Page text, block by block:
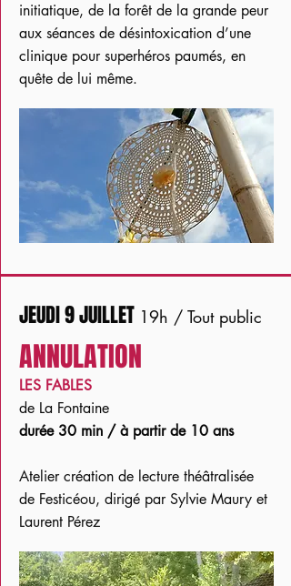
initiatique, de la forêt de la grande peur
aux séances de désintoxication d’une
clinique pour superhéros paumés, en
quête de lui même.
JEUDI 9 JUILLET 19h / Tout public
ANNULATION
LES FABLES
de La Fontaine
durée 30 min / à partir de 10 ans
Atelier création de lecture théâtralisée
de Festicéou, dirigé par Sylvie Maury et
Laurent Pérez